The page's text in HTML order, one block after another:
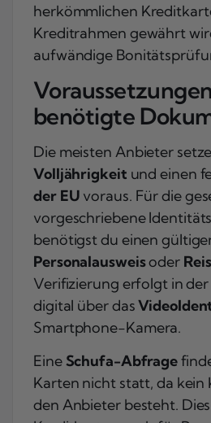
herkömmlichen
Kreditrahmen gewährt
aufwändige
benötigte
Die meisten Anbieter
Volljährigkeit und einen
der EU voraus. Für die
vorgeschriebene
benötigst du einen
Personalausweisoder
Verifizierung erfolgt in der
digital über das
Smartphone-Kamera.
EineSchufa-Abfrage
Karten nicht statt, da
den Anbieter besteht.